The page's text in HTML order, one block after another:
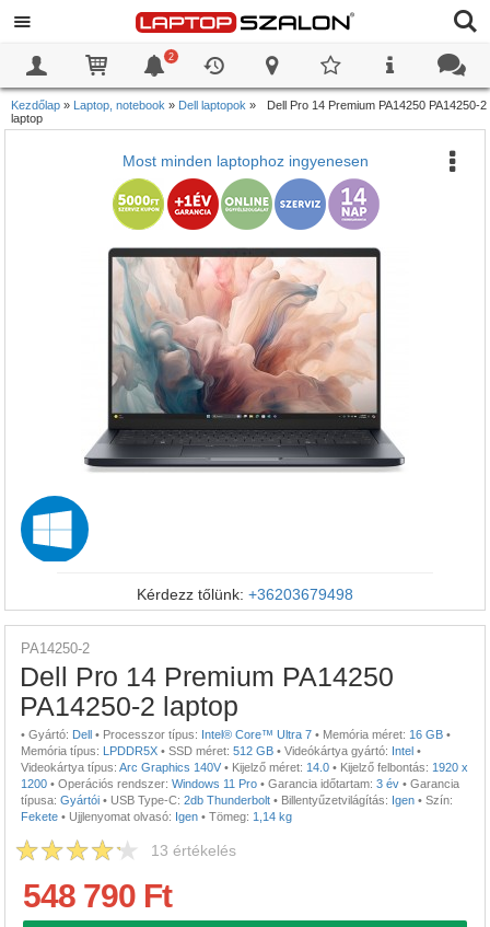
2
Kezdőlap » Laptop, notebook » Dell laptopok »
Dell Pro 14 Premium PA14250 PA14250-2
laptop
Most minden laptophoz ingyenesen
Kérdezz tőlünk: +36203679498
PA14250-2
Dell Pro 14 Premium PA14250
PA14250-2 laptop
• Gyártó: Dell • Processzor típus: Intel® Core™ Ultra 7 • Memória méret: 16 GB •
Memória típus: LPDDR5X • SSD méret: 512 GB • Videókártya gyártó: Intel •
Videokártya típus: Arc Graphics 140V • Kijelző méret: 14.0 • Kijelző felbontás: 1920 x
1200 • Operációs rendszer: Windows 11 Pro • Garancia időtartam: 3 év • Garancia
típusa: Gyártói • USB Type-C: 2db Thunderbolt • Billentyűzetvilágítás: Igen • Szín:
Fekete • Ujjlenyomat olvasó: Igen • Tömeg: 1,14 kg
13 értékelés
548 790 Ft
0
0